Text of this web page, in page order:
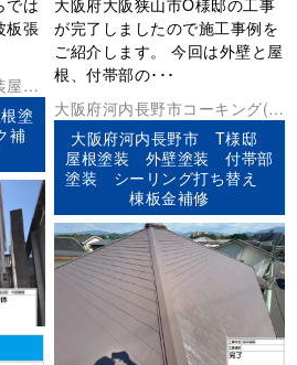
板張
が完了しましたので施工事例を
ご紹介します。 今回は外壁と屋
根、付帯部の･･･
屋根
塗
補
大阪府河内長野市コーキング(シ
ーリング)外壁塗装屋根塗装板金
工事棟板金工事
大阪府河内長野市 T様邸
屋根塗装 外壁塗装 付帯部
塗装 シーリング打ち替え
棟板金補修